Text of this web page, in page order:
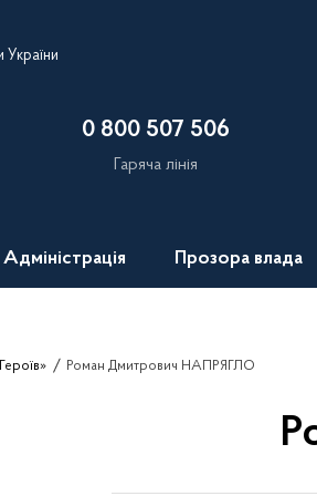
України
0 800 507 506
Гаряча лінія
Адміністрація Прозора влада
Роман Дмитрович НАПРЯГЛО